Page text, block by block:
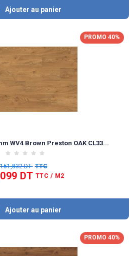
Ajouter au panier
PROMO 40%
WV4 Brown Preston OAK CL33...
151,832 DT TTC
DT TTC / M2
Ajouter au panier
PROMO 40%